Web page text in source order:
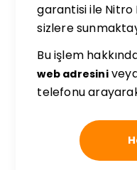
garantisi ile Nitro
sizlere
Bu işlem
web adresini
telefonu